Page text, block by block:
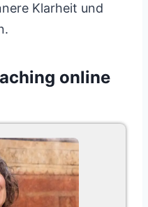
Klarheit und
online